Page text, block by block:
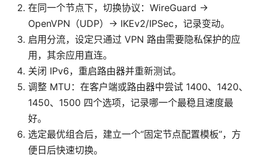
在同一个节点下，切换协议：WireGuard →
OpenVPN（UDP）→ IKEv2/IPSec，记录变动。
启用分流，设定只通过 VPN 路由需要隐私保护的应
用，其余应用直连。
关闭 IPv6，重启路由器并重新测试。
调整 MTU：在客户端或路由器中尝试 1400、1420、
1450、1500 四个选项，记录哪一个最稳且速度最
好。
选定最优组合后，建立一个“固定节点配置模板”，方
便日后快速切换。